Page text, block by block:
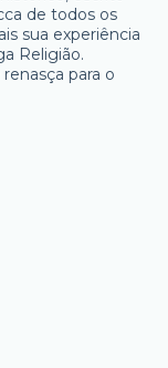
de todos os
sua experiência
Religião.
para o